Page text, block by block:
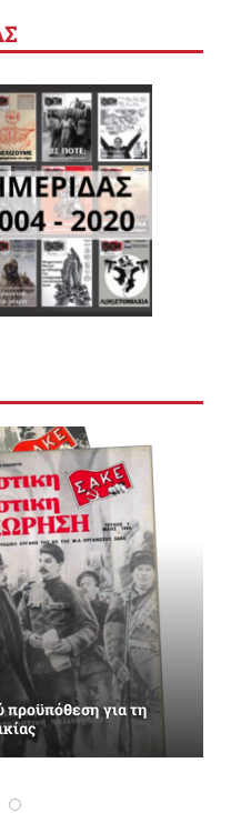
προϋπόθεση για τη